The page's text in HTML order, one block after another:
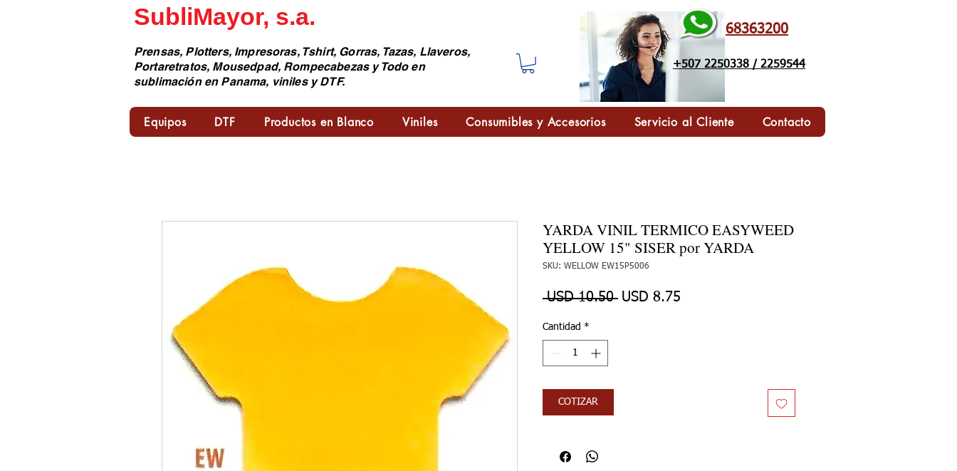
SubliMayor, s.a.
Prensas, Plotters, Impresoras, Tshirt, Gorras, Tazas, Llaveros,
Portaretratos, Mousedpad, Rompecabezas y Todo en
sublimación en Panama, viniles y DTF.
68363200
+507 2250338 / 2259544
Equipos DTF Productos en Blanco Viniles Consumibles y Accesorios Servicio al Cliente Contacto
YARDA VINIL TERMICO EASYWEED
YELLOW 15" SISER por YARDA
SKU: WELLOW EW15P5006
USD 10.50 Precio
USD 8.75
Cantidad *
COTIZAR